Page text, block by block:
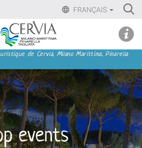
FRANÇAIS
Sito
turistico
de Cervia, Milano Marittima, Pinarella
events